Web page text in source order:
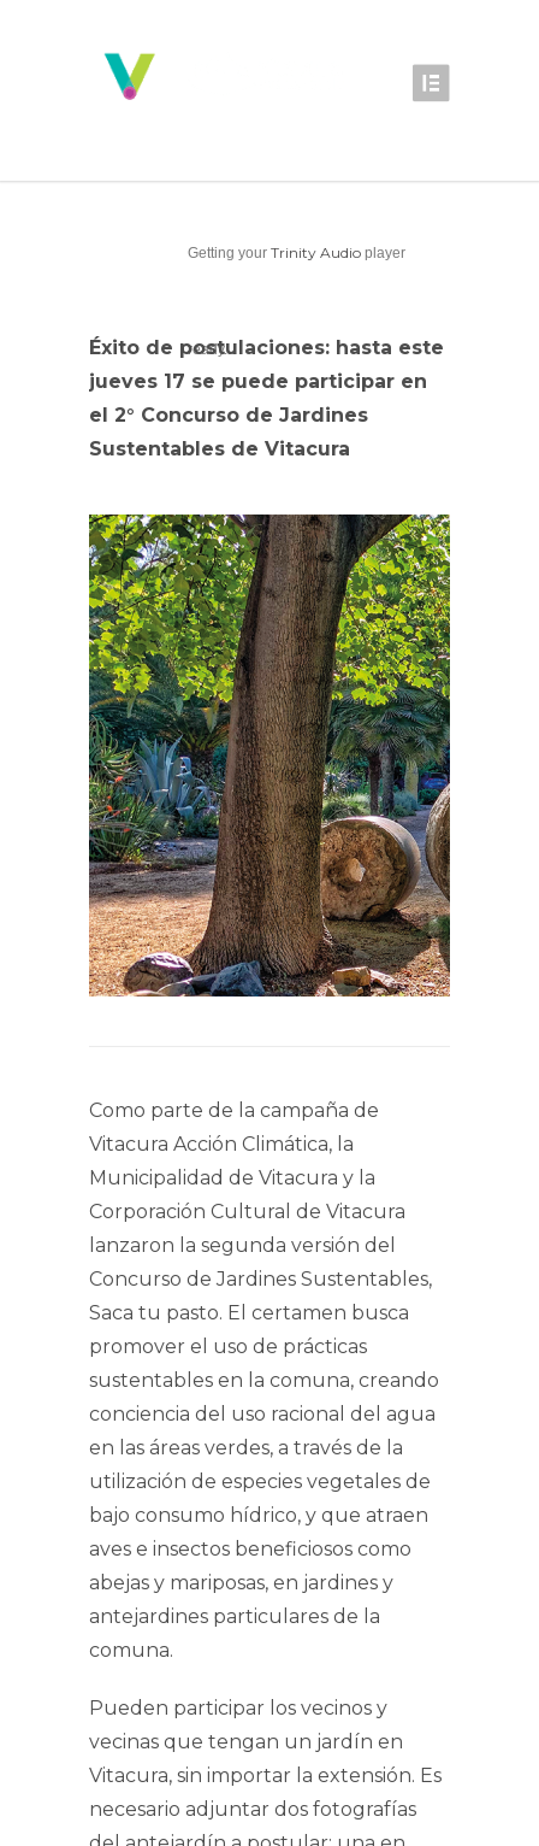
Getting your Trinity Audio player
ready...
Éxito de postulaciones: hasta este
jueves 17 se puede participar en
el 2° Concurso de Jardines
Sustentables de Vitacura
Como parte de la campaña de
Vitacura Acción Climática, la
Municipalidad de Vitacura y la
Corporación Cultural de Vitacura
lanzaron la segunda versión del
Concurso de Jardines Sustentables,
Saca tu pasto. El certamen busca
promover el uso de prácticas
sustentables en la comuna, creando
conciencia del uso racional del agua
en las áreas verdes, a través de la
utilización de especies vegetales de
bajo consumo hídrico, y que atraen
aves e insectos beneficiosos como
abejas y mariposas, en jardines y
antejardines particulares de la
comuna.
Pueden participar los vecinos y
vecinas que tengan un jardín en
Vitacura, sin importar la extensión. Es
necesario adjuntar dos fotografías